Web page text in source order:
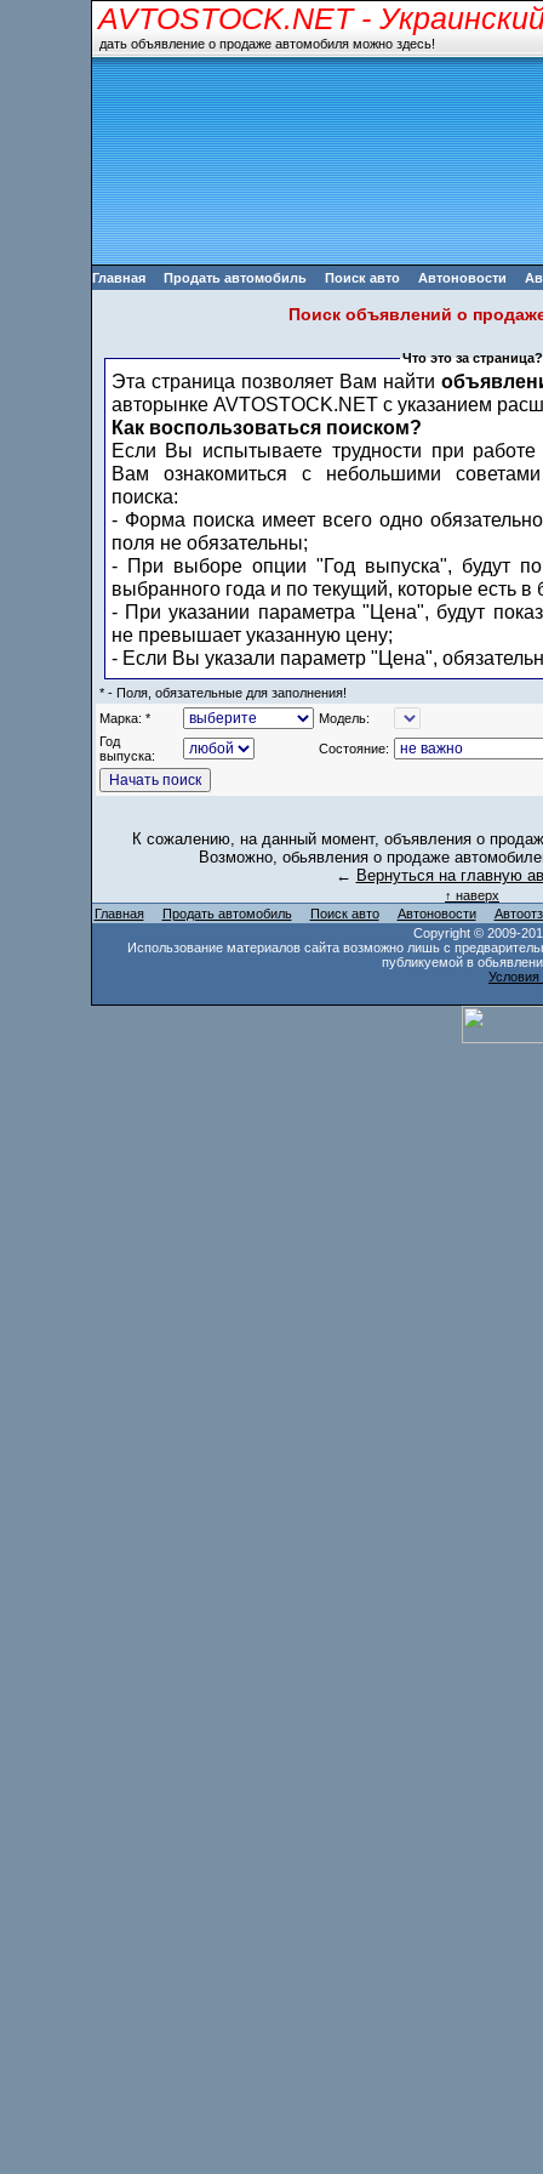
AVTOSTOCK.NET-
дать объявление о продаже автомобиля можно здесь!
Главная Продать автомобиль Поиск авто Автоновости
Поиск объявлений о
Что это за страница?
Эта страница позволяет Вам найти
авторынке AVTOSTOCK.NET с указанием
Как воспользоваться поиском?
Если Вы испытываете трудности при
Вам ознакомиться с небольшими
поиска:
- Форма поиска имеет всего одно
поля не обязательны;
- При выборе опции "Год выпуска", будут
выбранного года и по текущий, которые есть в
- При указании параметра "Цена", будут
не превышает указанную цену;
- Если Вы указали параметр "Цена",
* - Поля, обязательные для заполнения!
Марка: *
Модель:
Год
выпуска:
Состояние:
К сожалению, на данный момент, объявления о
Возможно, обьявления о продаже
← Вернуться на главную
↑ наверх
Главная
Продать автомобиль Поиск авто Автоновости
Copyright © 2009-
Использование материалов сайта возможно лишь с
публикуемой в
Условия